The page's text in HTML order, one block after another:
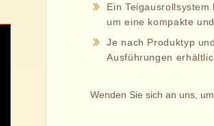
Ein
um eine kompakte
Je nach Produktyp
Ausführungen
Wenden Sie sich an uns,